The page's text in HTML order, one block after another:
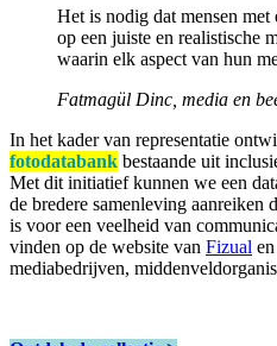
Het is nodig dat mensen met
op een juiste en realistische
waarin elk aspect van hun
Fatmagül Dinc, media en
In het kader van representatie
fotodatabank bestaande uit
Met dit initiatief kunnen we een
de bredere samenleving aanreiken
is voor een veelheid van
vinden op de website van Fizual
mediabedrijven,